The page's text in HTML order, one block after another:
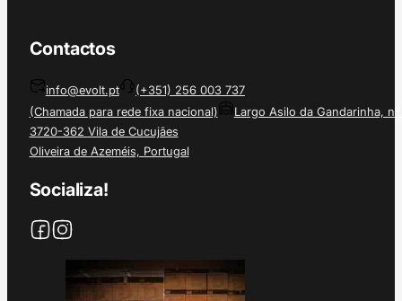
Contactos
info@evolt.pt
(+351) 256 003 737
(Chamada para rede fixa nacional)
Largo Asilo da Gandarinha, nº
3720-362 Vila de Cucujães
Oliveira de Azeméis, Portugal
Socializa!